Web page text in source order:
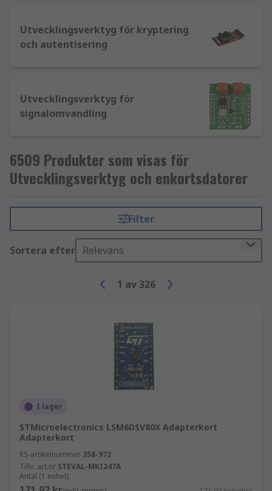
Utvecklingsverktyg för kryptering
och autentisering
Utvecklingsverktyg för
signalomvandling
6509 Produkter som visas för
Utvecklingsverktyg och enkortsdatorer
Filter
Sortera efter Relevans
1 av 326
I lager
STMicroelectronics LSM6DSV80X Adapterkort
Adapterkort
RS-artikelnummer 358-972
Tillv. art.nr STEVAL-MKI247A
Antal (1 enhet)